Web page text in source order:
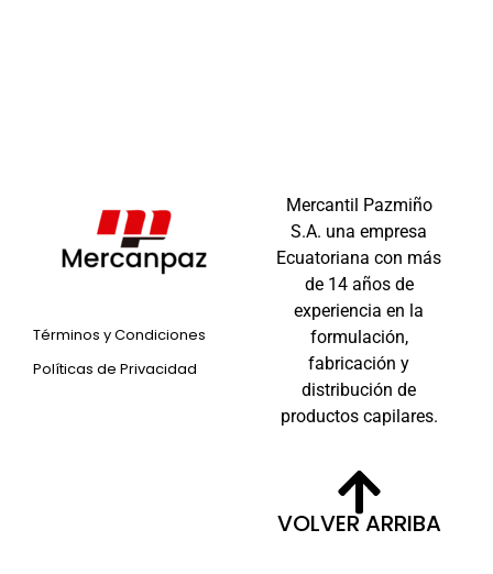
Mercantil Pazmiño
S.A. una empresa
Ecuatoriana con más
de 14 años de
experiencia en la
formulación,
fabricación y
distribución de
productos capilares.
VOLVER ARRIBA
Términos y Condiciones
Políticas de Privacidad